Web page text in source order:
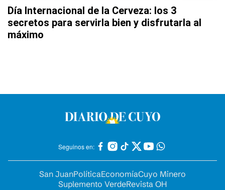
Día Internacional de la Cerveza: los 3
secretos para servirla bien y disfrutarla al
máximo
Seguinos en:
San JuanPolíticaEconomíaCuyo Minero
Suplemento VerdeRevista OH